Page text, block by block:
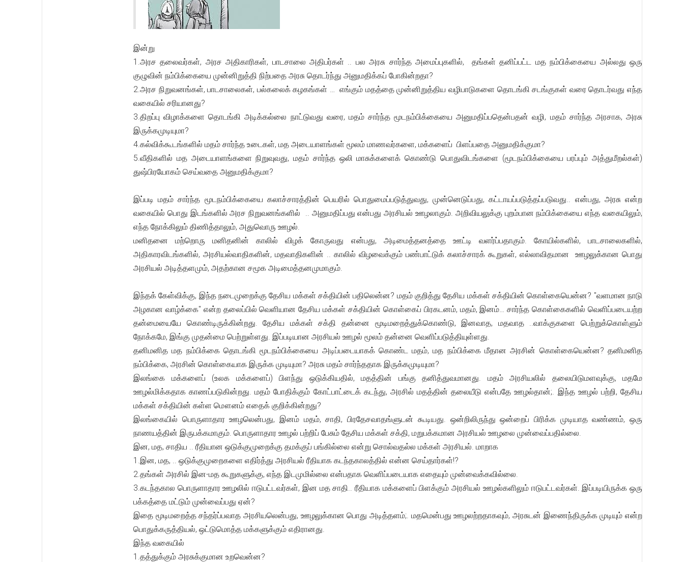
இன்று
1.அரச தலைவர்கள், அரச அதிகாரிகள், பாடசாலை அதிபர்கள் .. பல அரசு சார்ந்த அமைப்புகளில், தங்கள் தனிப்பட்ட மத நம்பிக்கையை அல்லது ஒரு
குழுவின் நம்பிக்கையை முன்னிறுத்தி நிற்பதை அரசு தொடர்ந்து அனுமதிக்கப் போகின்றதா?
2.அரச நிறுவனங்கள், பாடசாலைகள், பல்கலைக் கழகங்கள் … எங்கும் மதத்தை முன்னிறுத்திய வழிபாடுகளை தொடங்கி சடங்குகள் வரை தொடர்வது எந்த
வகையில் சரியானது?
3.திறப்பு விழாக்களை தொடங்கி அடிக்கல்லை நாட்டுவது வரை, மதம் சார்ந்த மூடநம்பிக்கையை அனுமதிப்பதென்பதன் வழி, மதம் சார்ந்த அரசாக, அரசு
இருக்கமுடியுமா?
4.கல்விக்கூடங்களில் மதம் சார்ந்த உடைகள், மத அடையாளங்கள் மூலம் மாணவர்களை, மக்களைப் பிளப்பதை அனுமதிக்குமா?
5.வீதிகளில் மத அடையாளங்களை நிறுவுவது, மதம் சார்ந்த ஒலி மாசுக்களைக் கொண்டு பொதுவிடங்களை (மூடநம்பிக்கையை பரப்பும் அத்துமீறல்கள்)
துஷ்பிரயோகம் செய்வதை அனுமதிக்குமா?
இப்படி மதம் சார்ந்த மூடநம்பிக்கையை கலாச்சாரத்தின் பெயரில் பொதுமைப்படுத்துவது, முன்னெடுப்பது, கட்டாயப்படுத்தப்படுவது.. என்பது, அரசு என்ற
வகையில் பொது இடங்களில் அரச நிறுவனங்களில் .. அனுமதிப்பது என்பது அரசியல் ஊழலாகும். அறிவியலுக்கு புறம்பான நம்பிக்கையை எந்த வகையிலும்,
எந்த நோக்கிலும் திணித்தாலும், அதுவொரு ஊழல்.
மனிதனை மற்றொரு மனிதனின் காலில் விழக் கோருவது என்பது, அடிமைத்தனத்தை ஊட்டி வளர்ப்பதாகும். கோயில்களில், பாடசாலைகளில்,
அதிகாரவிடங்களில், அரசியல்வாதிகளின், மதவாதிகளின் .. காலில் விழவைக்கும் பண்பாட்டுக் கலாச்சாரக் கூறுகள், எல்லாவிதமான ஊழலுக்கான பொது
அரசியல் அடித்தளமும், அதற்கான சமூக அடிமைத்தனமுமாகும்.
இந்தக் கேள்விக்கு, இந்த நடைமுறைக்கு தேசிய மக்கள் சக்தியின் பதிலென்ன? மதம் குறித்து தேசிய மக்கள் சக்தியின் கொள்கையென்ன? "வளமான நாடு
அழகான வாழ்க்கை" என்ற தலைப்பில் வெளியான தேசிய மக்கள் சக்தியின் கொள்கைப் பிரகடனம், மதம், இனம்… சார்ந்த கொள்கைகளில் வெளிப்படையற்ற
தன்மையையே கொண்டிருக்கின்றது. தேசிய மக்கள் சக்தி தன்னை மூடிமறைத்துக்கொண்டு, இனவாத, மதவாத ..வாக்குகளை பெற்றுக்கொள்ளும்
நோக்கமே, இங்கு முதன்மை பெற்றுள்ளது. இப்படியான அரசியல் ஊழல் மூலம் தன்னை வெளிப்படுத்தியுள்ளது.
தனிமனித மத நம்பிக்கை தொடங்கி மூடநம்பிக்கையை அடிப்படையாகக் கொண்ட மதம், மத நம்பிக்கை மீதான அரசின் கொள்கையென்ன? தனிமனித
நம்பிக்கை, அரசின் கொள்கையாக இருக்க முடியுமா? அரசு மதம் சார்ந்ததாக இருக்கமுடியுமா?
இலங்கை மக்களைப் (உலக மக்களைப்) பிளந்து ஒடுக்கியதில், மதத்தின் பங்கு தனித்துவமானது. மதம் அரசியலில் தலையிடுமளவுக்கு, மதமே
ஊழல்மிக்கதாக காணப்படுகின்றது. மதம் போதிக்கும் கோட்பாட்டைக் கடந்து, அரசில் மதத்தின் தலையீடு என்பதே ஊழல்தான்;. இந்த ஊழல் பற்றி, தேசிய
மக்கள் சக்தியின் கள்ள மௌனம் எதைக் குறிக்கின்றது?
இலங்கையில் பொருளாதார ஊழலென்பது, இனம் மதம், சாதி, பிரதேசவாதங்ளுடன் கூடியது. ஒன்றிலிருந்து ஒன்றைப் பிரிக்க முடியாத வண்ணம், ஒரு
நாணயத்தின் இருபக்கமாகும். பொருளாதார ஊழல் பற்றிப் பேசும் தேசிய மக்கள் சக்தி, மறுபக்கமான அரசியல் ஊழலை முன்வைப்பதில்லை.
இன, மத, சாதிய .. ரீதியான ஒடுக்குமுறைக்கு தமக்குப் பங்கில்லை என்று சொல்வதல்ல மக்கள் அரசியல். மாறாக
1.இன, மத, .. ஒடுக்குமுறைகளை எதிர்த்து அரசியல் ரீதியாக கடந்தகாலத்தில் என்ன செய்தார்கள்!?
2.தங்கள் அரசில் இன-மத கூறுகளுக்கு, எந்த இடமுமில்லை என்பதாக வெளிப்படையாக எதையும் முன்வைக்கவில்லை.
3.கடந்தகால பொருளாதார ஊழலில் ஈடுபட்டவர்கள், இன மத சாதி.. ரீதியாக மக்களைப் பிளக்கும் அரசியல் ஊழல்களிலும் ஈடுபட்டவர்கள். இப்படியிருக்க ஒரு
பக்கத்தை மட்டும் முன்வைப்பது ஏன்?
இதை மூடிமறைத்த சந்தர்ப்பவாத அரசியலென்பது, ஊழலுக்கான பொது அடித்தளம்;. மதமென்பது ஊழலற்றதாகவும், அரசுடன் இணைந்திருக்க முடியும் என்ற
பொதுக்கருத்தியல், ஒட்டுமொத்த மக்களுக்கும் எதிரானது.
இந்த வகையில்
1.தத்துக்கும் அரசுக்குமான உறவென்ன?